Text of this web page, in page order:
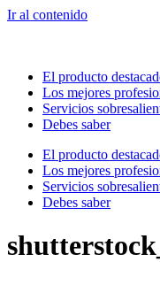
Ir al contenido
El producto
Los mejores
Servicios
Debes saber
El producto
Los mejores
Servicios
Debes saber